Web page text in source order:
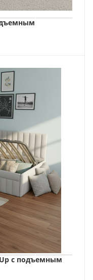
с подъемным